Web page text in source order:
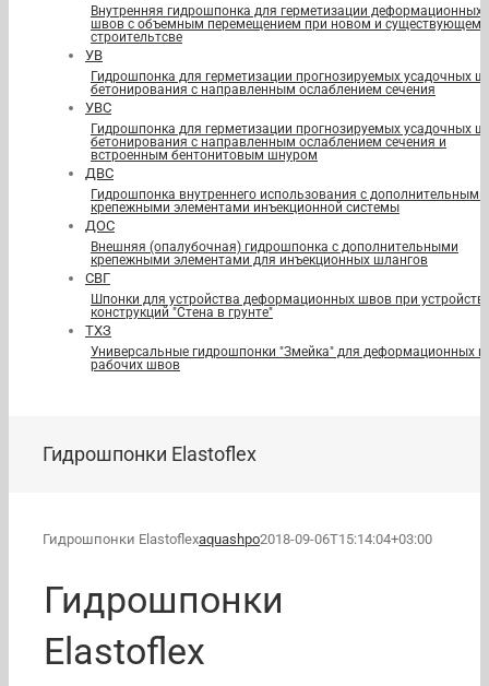
Внутренняя гидрошпонка для герметизации деформационных
швов с объемным перемещением при новом и существующем
строительтсве
УВ
Гидрошпонка для герметизации прогнозируемых усадочных
бетонирования с направленным ослаблением сечения
УВС
Гидрошпонка для герметизации прогнозируемых усадочных
бетонирования с направленным ослаблением сечения и
встроенным бентонитовым шнуром
ДВС
Гидрошпонка внутреннего использования с дополнительными
крепежными элементами инъекционной системы
ДОС
Внешняя (опалубочная) гидрошпонка с дополнительными
крепежными элементами для инъекционных шлангов
СВГ
Шпонки для устройства деформационных швов при
конструкций "Стена в грунте"
ТХЗ
Универсальные гидрошпонки "Змейка" для деформационных и
рабочих швов
Гидрошпонки Elastoflex
Гидрошпонки Elastoflexaquashpo2018-09-06T15:14:04+03:00
Гидрошпонки
Elastoflex